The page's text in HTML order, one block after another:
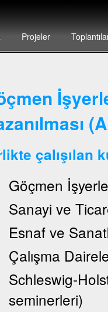
Projeler
çalışılan
Göçmen
Sanayi ve
Esnaf ve
Çalışma
Schleswig-
seminerleri)